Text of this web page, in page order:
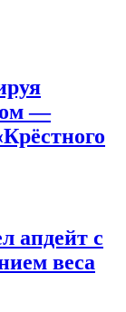
—
апдейт с
веса